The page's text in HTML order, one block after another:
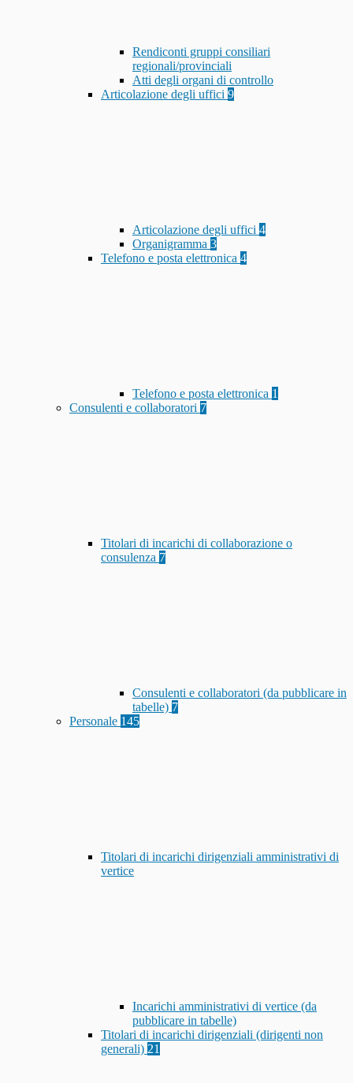
Rendiconti gruppi consiliari
regionali/provinciali
Atti degli organi di controllo
Articolazione degli uffici 9
Articolazione degli uffici 4
Organigramma 3
Telefono e posta elettronica 4
Telefono e posta elettronica 1
Consulenti e collaboratori 7
Titolari di incarichi di collaborazione o
consulenza 7
Consulenti e collaboratori (da pubblicare in
tabelle) 7
Personale 145
Titolari di incarichi dirigenziali amministrativi di
vertice
Incarichi amministrativi di vertice (da
pubblicare in tabelle)
Titolari di incarichi dirigenziali (dirigenti non
generali) 21